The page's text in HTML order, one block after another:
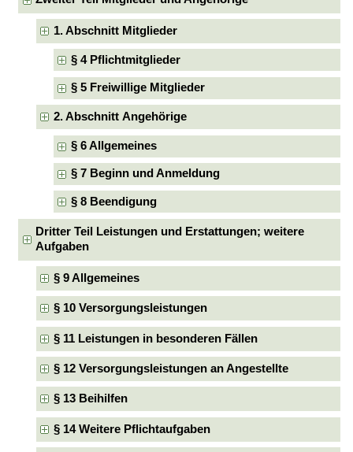
1. Abschnitt Mitglieder
§ 4 Pflichtmitglieder
§ 5 Freiwillige Mitglieder
2. Abschnitt Angehörige
§ 6 Allgemeines
§ 7 Beginn und Anmeldung
§ 8 Beendigung
Dritter Teil Leistungen und Erstattungen; weitere
Aufgaben
§ 9 Allgemeines
§ 10 Versorgungsleistungen
§ 11 Leistungen in besonderen Fällen
§ 12 Versorgungsleistungen an Angestellte
§ 13 Beihilfen
§ 14 Weitere Pflichtaufgaben